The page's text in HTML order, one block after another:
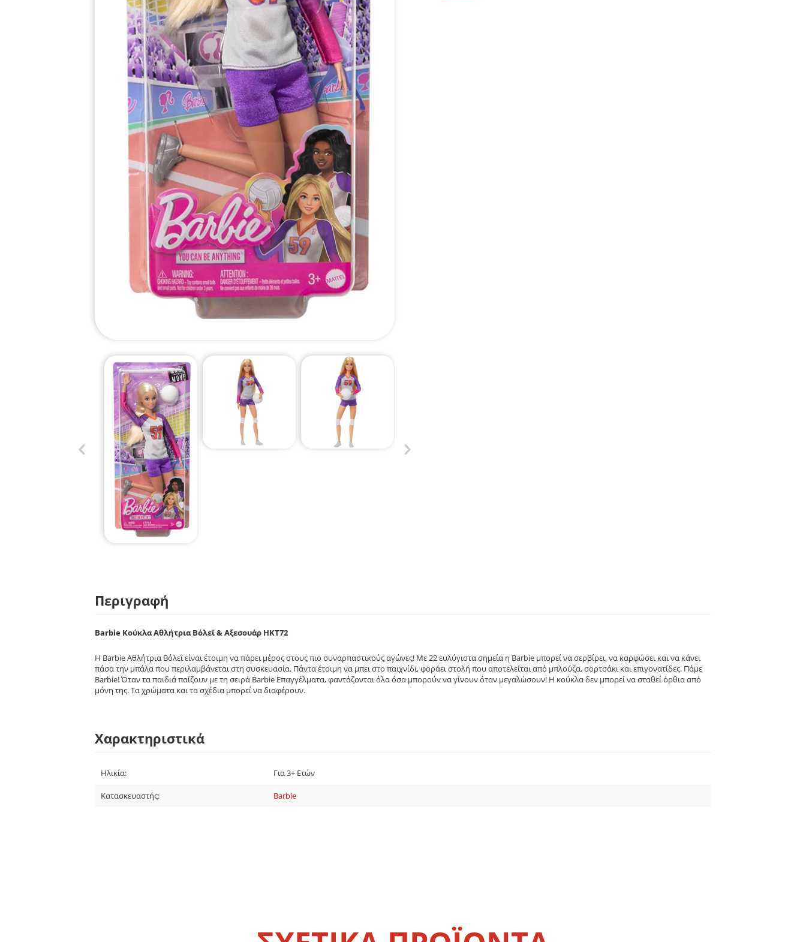
Περιγραφή
Barbie Κούκλα Αθλήτρια Βόλεϊ & Αξεσουάρ HKT72
Η Barbie Αθλήτρια Βόλεϊ είναι έτοιμη να πάρει μέρος στους πιο συναρπαστικούς αγώνες! Με 22 ευλύγιστα σημεία η Barbie μπορεί να σερβίρει, να καρφώσει και να κάνει
πάσα την μπάλα που περιλαμβάνεται στη συσκευασία. Πάντα έτοιμη να μπει στο παιχνίδι, φοράει στολή που αποτελείται από μπλούζα, σορτσάκι και επιγονατίδες. Πάμε
Barbie! Όταν τα παιδιά παίζουν με τη σειρά Barbie Επαγγέλματα, φαντάζονται όλα όσα μπορούν να γίνουν όταν μεγαλώσουν! Η κούκλα δεν μπορεί να σταθεί όρθια από
μόνη της. Τα χρώματα και τα σχέδια μπορεί να διαφέρουν.
Χαρακτηριστικά
Ηλικία: Για 3+ Ετών
Κατασκευαστής: Barbie